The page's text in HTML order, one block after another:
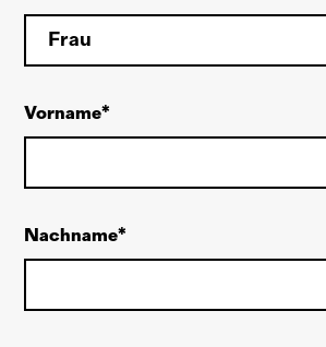
Frau
Vorname
Nachname